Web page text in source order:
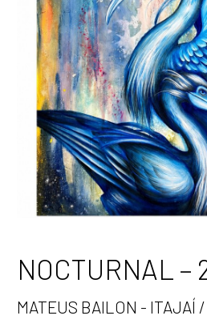
NOCTURNAL –
MATEUS BAILON - ITAJAÍ /